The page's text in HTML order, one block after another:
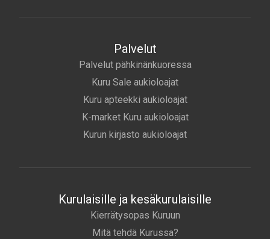
Palvelut
Palvelut pähkinänkuoressa
Kuru Sale aukioloajat
Kuru apteekki aukioloajat
K-market Kuru aukioloajat
Kurun kirjasto aukioloajat
Kurulaisille ja kesäkurulaisille
Kierrätysopas Kuruun
Mitä tehdä Kurussa?